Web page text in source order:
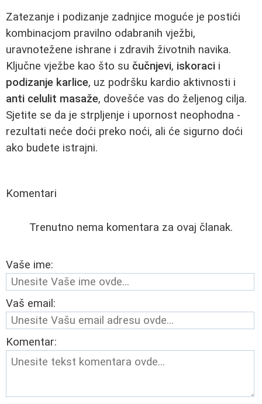
Zatezanje i podizanje zadnjice moguće je postići
kombinacjom pravilno odabranih vježbi,
uravnotežene ishrane i zdravih životnih navika.
Ključne vježbe kao što su čučnjevi, iskoraci i
podizanje karlice, uz podršku kardio aktivnosti i
anti celulit masaže, dovešće vas do željenog cilja.
Sjetite se da je strpljenje i upornost neophodna -
rezultati neće doći preko noći, ali će sigurno doći
ako budete istrajni.
Komentari
Trenutno nema komentara za ovaj članak.
Vaše ime:
Vaš email:
Komentar: